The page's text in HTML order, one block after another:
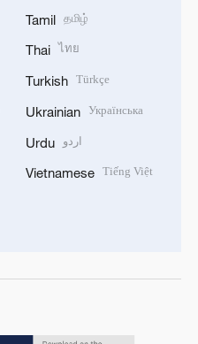
Tamil தமிழ்
Thai ไทย
Turkish Türkçe
Ukrainian Українська
Urdu اردو
Vietnamese Tiếng Việt